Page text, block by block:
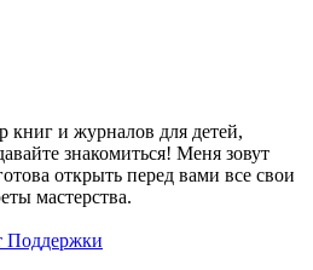
книг и журналов для детей,
знакомиться! Меня зовут
открыть перед вами все свои
мастерства.
Поддержки